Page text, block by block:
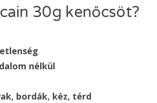
30g kenőcsöt?
nélkül
bordák, kéz, térd